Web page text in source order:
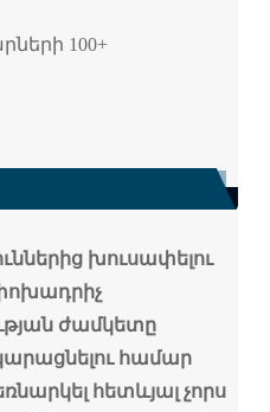
100+
խուսափելու
ժամկետը
համար
հետևյալ չորս